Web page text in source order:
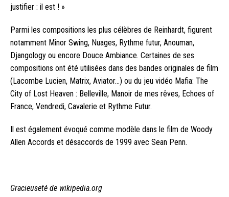
justifier : il est ! »
Parmi les compositions les plus célèbres de Reinhardt, figurent
notamment Minor Swing, Nuages, Rythme futur, Anouman,
Djangology ou encore Douce Ambiance. Certaines de ses
compositions ont été utilisées dans des bandes originales de film
(Lacombe Lucien, Matrix, Aviator…) ou du jeu vidéo Mafia: The
City of Lost Heaven : Belleville, Manoir de mes rêves, Echoes of
France, Vendredi, Cavalerie et Rythme Futur.
Il est également évoqué comme modèle dans le film de Woody
Allen Accords et désaccords de 1999 avec Sean Penn.
Gracieuseté de wikipedia.org